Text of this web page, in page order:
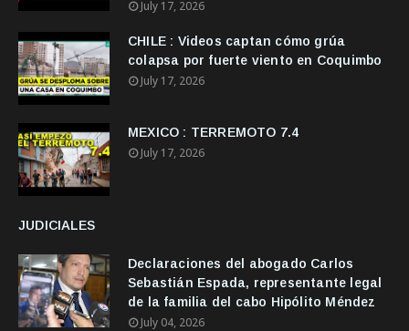
July 17, 2026
CHILE : Videos captan cómo grúa
colapsa por fuerte viento en Coquimbo
July 17, 2026
MEXICO : TERREMOTO 7.4
July 17, 2026
JUDICIALES
Declaraciones del abogado Carlos
Sebastián Espada, representante legal
de la familia del cabo Hipólito Méndez
July 04, 2026